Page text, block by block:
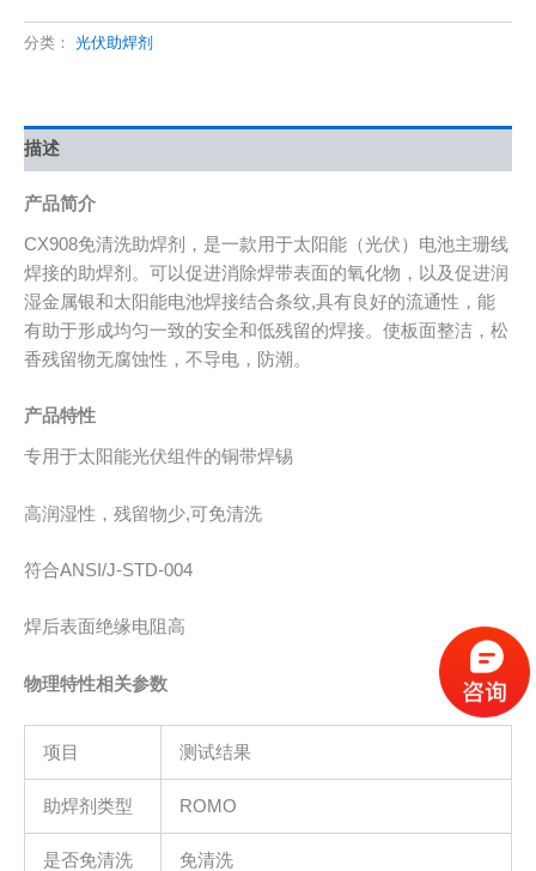
分类： 光伏助焊剂
描述
产品简介
CX908免清洗助焊剂，是一款用于太阳能（光伏）电池主珊线
焊接的助焊剂。可以促进消除焊带表面的氧化物，以及促进润
湿金属银和太阳能电池焊接结合条纹,具有良好的流通性，能
有助于形成均匀一致的安全和低残留的焊接。使板面整洁，松
香残留物无腐蚀性，不导电，防潮。
产品特性
专用于太阳能光伏组件的铜带焊锡
高润湿性，残留物少,可免清洗
符合ANSI/J-STD-004
焊后表面绝缘电阻高
物理特性相关参数
项目 测试结果
助焊剂类型 ROMO
是否免清洗 免清洗